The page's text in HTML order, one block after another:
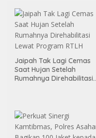
Jaipah Tak Lagi Cemas
Saat Hujan Setelah
Rumahnya Direhabilitasi